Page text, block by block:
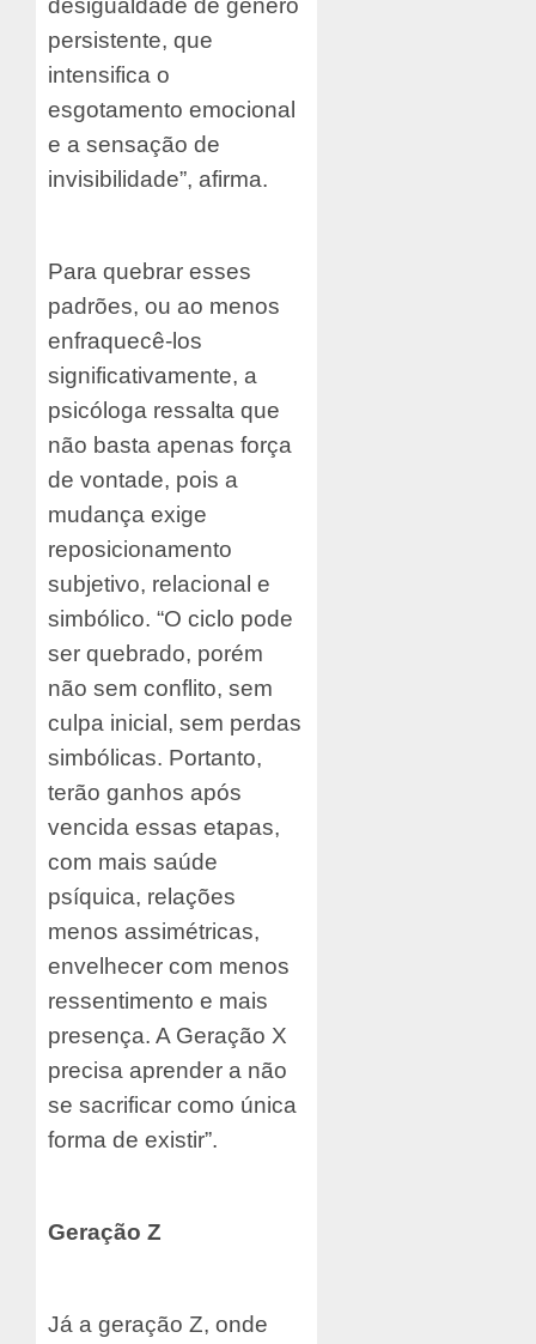
desigualdade de gênero
persistente, que
intensifica o
esgotamento emocional
e a sensação de
invisibilidade”, afirma.
Para quebrar esses
padrões, ou ao menos
enfraquecê-los
significativamente, a
psicóloga ressalta que
não basta apenas força
de vontade, pois a
mudança exige
reposicionamento
subjetivo, relacional e
simbólico. “O ciclo pode
ser quebrado, porém
não sem conflito, sem
culpa inicial, sem perdas
simbólicas. Portanto,
terão ganhos após
vencida essas etapas,
com mais saúde
psíquica, relações
menos assimétricas,
envelhecer com menos
ressentimento e mais
presença. A Geração X
precisa aprender a não
se sacrificar como única
forma de existir”.
Geração Z
Já a geração Z, onde